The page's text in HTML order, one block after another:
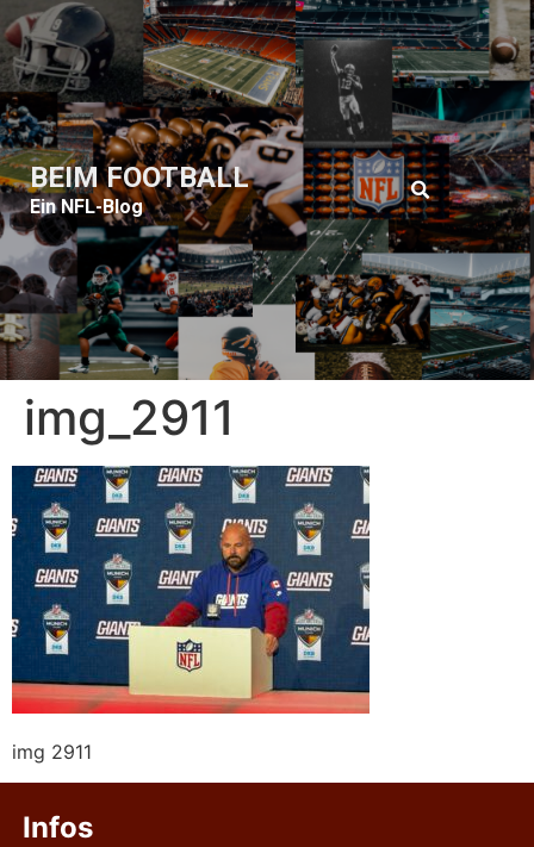
BEIM FOOTBALL
Ein NFL-Blog
img_2911
img 2911
Infos